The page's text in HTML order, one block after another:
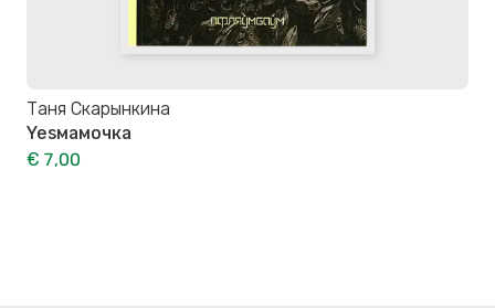
Таня Скарынкина
Yesмамочка
€ 7,00